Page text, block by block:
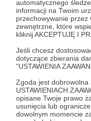
automatycznego
informacji na Twoim
przechowywanie
zewnętrzne, które
kliknij AKCEPTUJĘ I
Jeśli chcesz
dotyczące zbierania
"USTAWIENIA
Zgoda jest dobrowolna
USTAWIENIACH
opisane Twoje prawo
usunięcia lub
dowolnym momencie
Dołącz
Wesprzyj